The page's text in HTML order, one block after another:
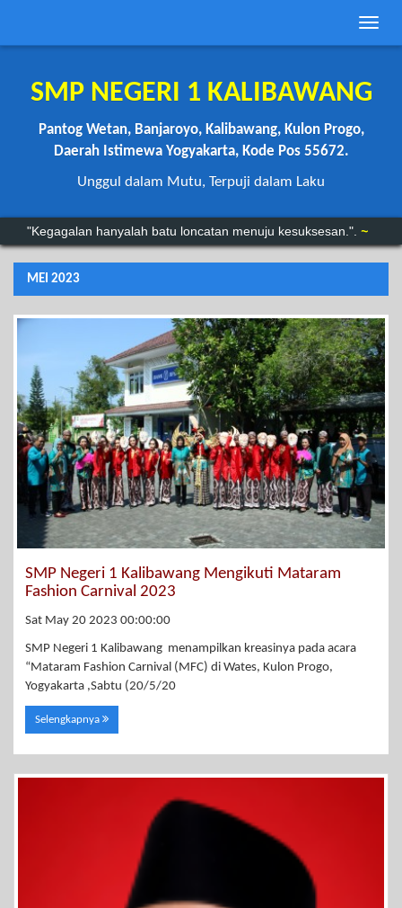
Toggle
SMP NEGERI 1 KALIBAWANG
Pantog Wetan, Banjaroyo, Kalibawang, Kulon Progo,
Daerah Istimewa Yogyakarta, Kode Pos 55672.
Unggul dalam Mutu, Terpuji dalam Laku
"Kegagalan hanyalah batu loncatan menuju kesuksesan.". ~
“Anda mungkin bisa menunda, tapi waktu tidak akan
MEI 2023
SMP Negeri 1 Kalibawang Mengikuti Mataram
Fashion Carnival 2023
Sat May 20 2023 00:00:00
SMP Negeri 1 Kalibawang menampilkan kreasinya pada acara
“Mataram Fashion Carnival (MFC) di Wates, Kulon Progo,
Yogyakarta ,Sabtu (20/5/20
Selengkapnya